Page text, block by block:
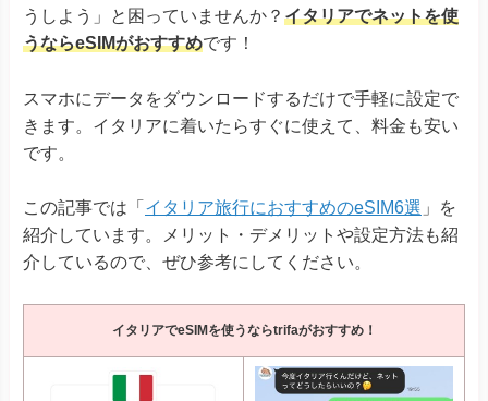
うしよう」と困っていませんか？ イタリアでネットを使
うならeSIMがおすすめです！
スマホにデータをダウンロードするだけで手軽に設定で
きます。イタリアに着いたらすぐに使えて、料金も安い
です。
この記事では「 イタリア旅行におすすめのeSIM6選 」を
紹介しています。メリット・デメリットや設定方法も紹
介しているので、ぜひ参考にしてください。
イタリアでeSIMを使うならtrifaがおすすめ！